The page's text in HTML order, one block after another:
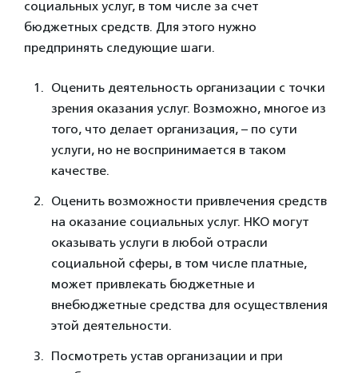
социальных услуг, в том числе за счет
бюджетных средств. Для этого нужно
предпринять следующие шаги.
Оценить деятельность организации с точки
зрения оказания услуг. Возможно, многое из
того, что делает организация, – по сути
услуги, но не воспринимается в таком
качестве.
Оценить возможности привлечения средств
на оказание социальных услуг. НКО могут
оказывать услуги в любой отрасли
социальной сферы, в том числе платные,
может привлекать бюджетные и
внебюджетные средства для осуществления
этой деятельности.
Посмотреть устав организации и при